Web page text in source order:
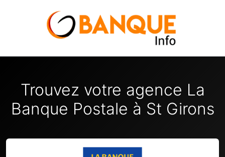
Trouvez votre agence La
Banque Postale à St Girons